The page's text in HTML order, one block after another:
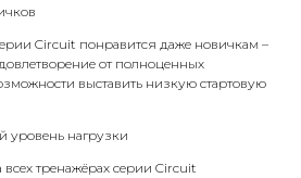
Circuit понравится даже новичкам –
от полноценных
выставить низкую стартовую
нагрузки
тренажёрах серии Circuit